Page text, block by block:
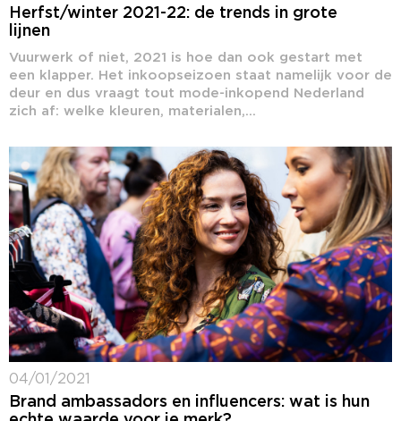
Herfst/winter 2021-22: de trends in grote
lijnen
Vuurwerk of niet, 2021 is hoe dan ook gestart met
een klapper. Het inkoopseizoen staat namelijk voor de
deur en dus vraagt tout mode-inkopend Nederland
zich af: welke kleuren, materialen,...
04/01/2021
Brand ambassadors en influencers: wat is hun